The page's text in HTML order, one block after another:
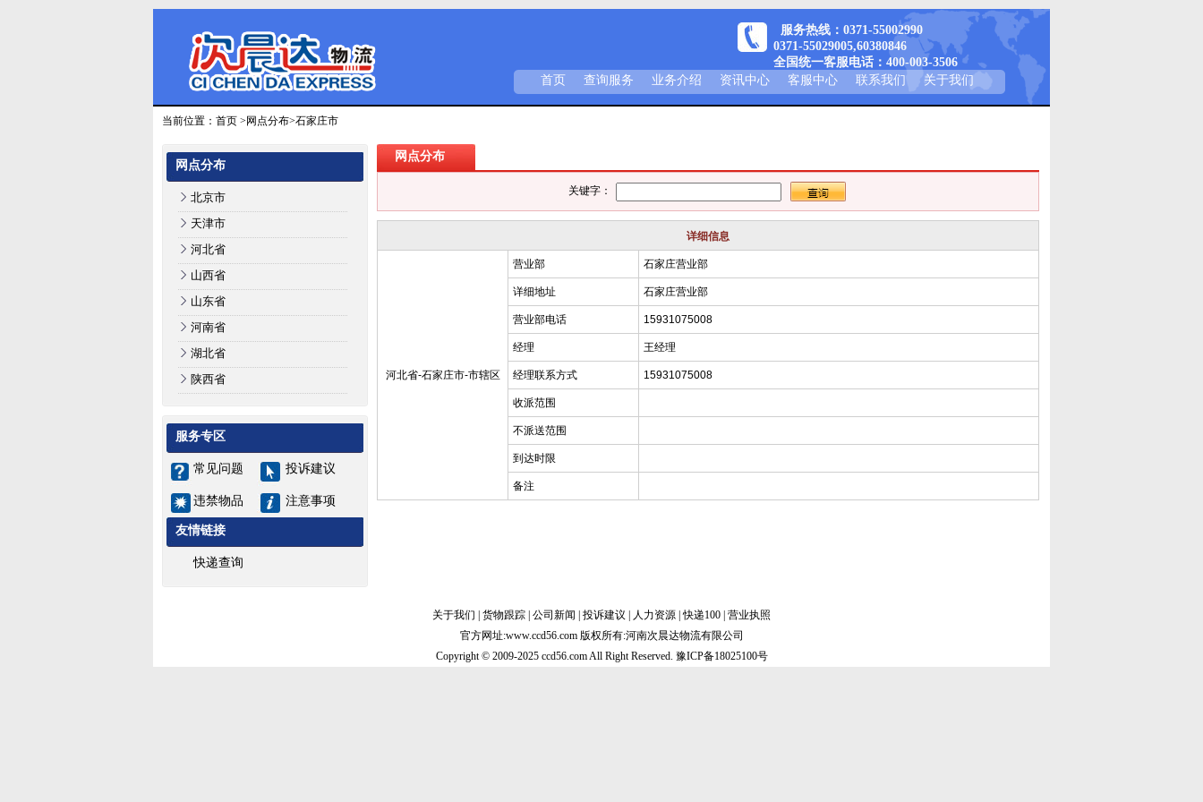
服务热线：0371-55002990
0371-55029005,60380846
全国统一客服电话：400-003-3506
首页
查询服务 业务介绍 资讯中心 客服中心 联系我们 关于我们
当前位置： 首页 > 网点分布>石家庄市
网点分布
北京市
天津市
河北省
山西省
山东省
河南省
湖北省
陕西省
服务专区
常见问题 投诉建议
违禁物品 注意事项
友情链接
快递查询
网点分布
关键字：
详细信息
河北省-石家庄市-市辖区
营业部 石家庄营业部
详细地址 石家庄营业部
营业部电话 15931075008
经理 王经理
经理联系方式 15931075008
收派范围
不派送范围
到达时限
备注
关于我们 货物跟踪 公司新闻 投诉建议 人力资源 |快递100 营业执照
官方网址:www.ccd56.com 版权所有:河南次晨达物流有限公司
Copyright © 2009-2025 ccd56.com All Right Reserved. 豫ICP备18025100号